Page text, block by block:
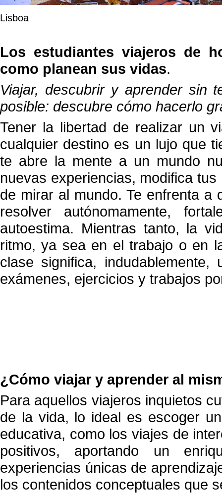
Lisboa
Los estudiantes viajeros de
como planean sus vidas.
Viajar, descubrir y aprender sin
posible: descubre cómo hacerlo
Tener la libertad de realizar un
cualquier destino es un lujo que
te abre la mente a un mundo
nuevas experiencias, modifica
de mirar al mundo. Te enfrenta a
resolver autónomamente,
autoestima. Mientras tanto, la
ritmo, ya sea en el trabajo o en
clase significa, indudablemente,
exámenes, ejercicios y trabajos
¿Cómo viajar y aprender al
Para aquellos viajeros inquietos
de la vida, lo ideal es escoger
educativa, como los viajes de
positivos, aportando un
experiencias únicas de
los contenidos conceptuales que